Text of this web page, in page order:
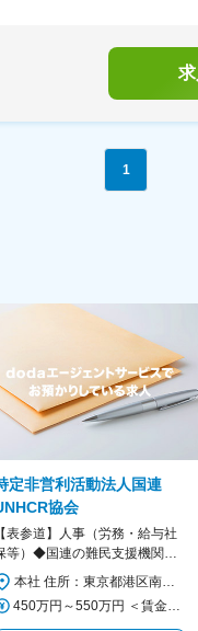
1
定非営利活動法人国連
協会
【表参道】人事（労務・給与社
等）◆国連の難民支援機関の
動を支える日本公式支援窓口
正職員登用前提